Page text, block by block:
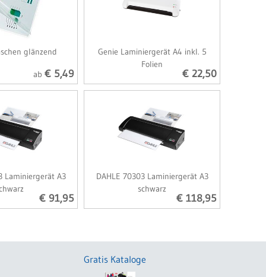
glänzend
ab € 5,49
Genie Laminiergerät A4 inkl. 5
Folien
€ 22,50
Laminiergerät A3
€ 91,95
DAHLE 70303 Laminiergerät A3
schwarz
€ 118,95
Gratis Kataloge